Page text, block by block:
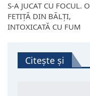
S-A JUCAT CU FOCUL. O
FETIȚĂ DIN BĂLȚI,
INTOXICATĂ CU FUM
Citește și